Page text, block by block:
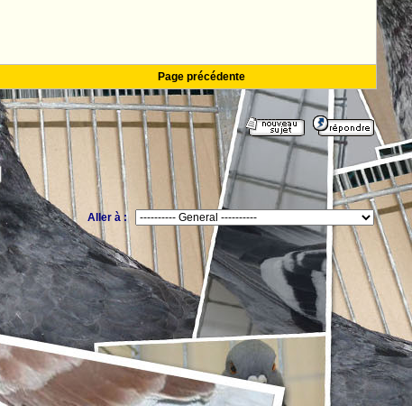
Page précédente
Aller à :